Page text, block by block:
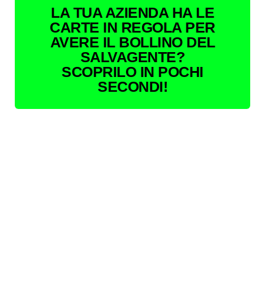
LA TUA AZIENDA HA LE
CARTE IN REGOLA PER
AVERE IL BOLLINO DEL
SALVAGENTE?
SCOPRILO IN POCHI
SECONDI!